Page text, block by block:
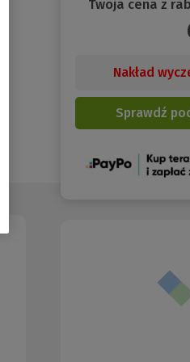
Twoja cena z
Nakład
Sprawdź
(Nowe